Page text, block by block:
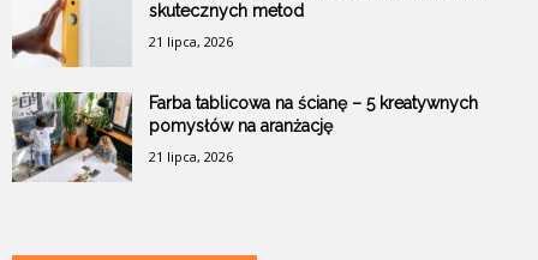
skutecznych metod
21 lipca, 2026
Farba tablicowa na ścianę – 5 kreatywnych
pomysłów na aranżację
21 lipca, 2026